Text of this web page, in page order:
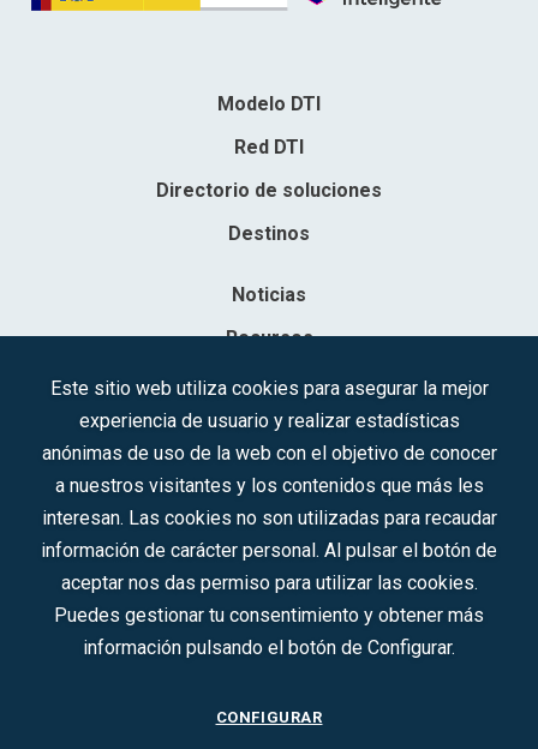
Modelo DTI
Red DTI
Directorio de soluciones
Destinos
Noticias
Recursos
Contacto
Sociedad Mercantil Estatal para la Gestión de la Innovación y las
Síguenos en redes sociales:
CONTACTO
Este sitio web utiliza cookies para asegurar la mejor
experiencia de usuario y realizar estadísticas
anónimas de uso de la web con el objetivo de conocer
a nuestros visitantes y los contenidos que más les
interesan. Las cookies no son utilizadas para recaudar
información de carácter personal. Al pulsar el botón de
aceptar nos das permiso para utilizar las cookies.
Puedes gestionar tu consentimiento y obtener más
información pulsando el botón de Configurar.
CONFIGURAR